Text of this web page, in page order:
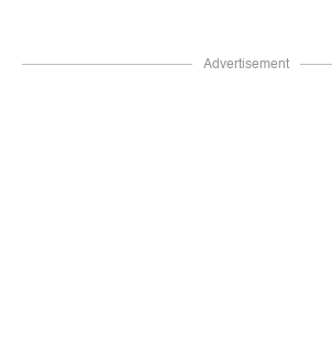
Advertisement